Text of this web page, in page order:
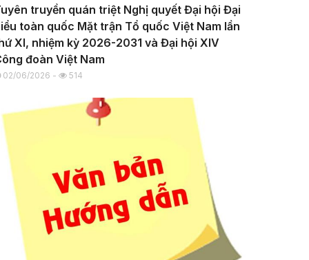
truyền quán triệt Nghị quyết Đại hội Đại
toàn quốc Mặt trận Tổ quốc Việt Nam lần
XI, nhiệm kỳ 2026-2031 và Đại hội XIV
đoàn Việt Nam
02/06/2026 - 514